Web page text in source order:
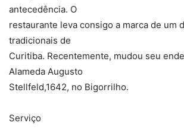
antecedência. O
restaurante leva consigo a marca de um
tradicionais de
Curitiba. Recentemente, mudou seu
Alameda Augusto
Stellfeld,1642, no Bigorrilho.
Serviço